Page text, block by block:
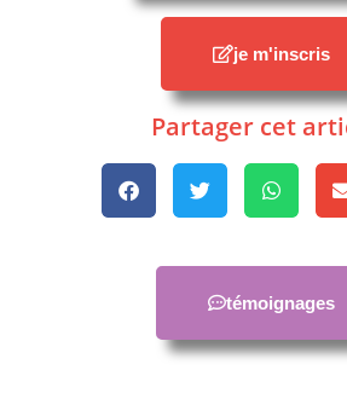
je m'inscris
Partager cet
témoignages